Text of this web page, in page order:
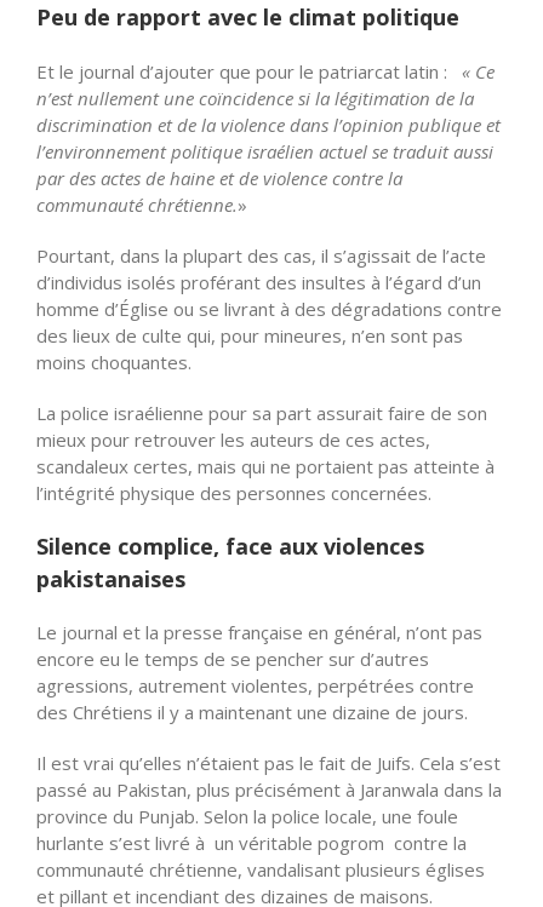
Peu de rapport avec le climat politique
Et le journal d’ajouter que pour le patriarcat latin : « Ce
n’est nullement une coïncidence si la légitimation de la
discrimination et de la violence dans l’opinion publique et
l’environnement politique israélien actuel se traduit aussi
par des actes de haine et de violence contre la
communauté chrétienne.»
Pourtant, dans la plupart des cas, il s’agissait de l’acte
d’individus isolés proférant des insultes à l’égard d’un
homme d’Église ou se livrant à des dégradations contre
des lieux de culte qui, pour mineures, n’en sont pas
moins choquantes.
La police israélienne pour sa part assurait faire de son
mieux pour retrouver les auteurs de ces actes,
scandaleux certes, mais qui ne portaient pas atteinte à
l’intégrité physique des personnes concernées.
Silence complice, face aux violences
pakistanaises
Le journal et la presse française en général, n’ont pas
encore eu le temps de se pencher sur d’autres
agressions, autrement violentes, perpétrées contre
des Chrétiens il y a maintenant une dizaine de jours.
Il est vrai qu’elles n’étaient pas le fait de Juifs. Cela s’est
passé au Pakistan, plus précisément à Jaranwala dans la
province du Punjab. Selon la police locale, une foule
hurlante s’est livré à un véritable pogrom contre la
communauté chrétienne, vandalisant plusieurs églises
et pillant et incendiant des dizaines de maisons.